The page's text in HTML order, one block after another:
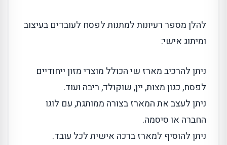
להלן מספר רעיונות למתנות לפסח לעובדים בעיצוב
ומיתוג אישי:
ניתן להרכיב מארז שי הכולל מוצרי מזון ייחודיים
לפסח, כגון מצות, יין, שוקולד, ריבה ועוד.
ניתן לעצב את המארז בצורה ממותגת, עם לוגו
החברה או סיסמה.
ניתן להוסיף למארז ברכה אישית לכל עובד.